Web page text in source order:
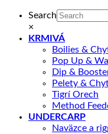
Search
×
KRMIVÁ
Boilies &
Pop Up &
Dip &
Pelety &
Tigrí Orech
Method
UNDERCARP
Naväzce a